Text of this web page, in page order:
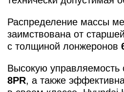
Распределение массы
заимствована от
с толщиной лонжеронов
Высокую управляемость
8PR, а также